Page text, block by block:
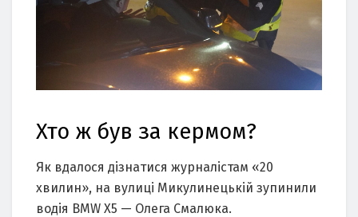
Хто ж був за кермом?
Як вдалося дізнатися журналістам «20
хвилин», на вулиці Микулинецькій зупинили
водія BMW X5 — Олега Смалюка.